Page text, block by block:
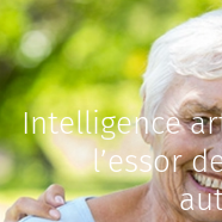
Intelligence
l’essor